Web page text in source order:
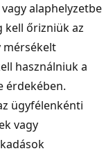
alaphelyzetbe
kell őrizniük az
mérsékelt
használniuk a
érdekében.
ügyfélenkénti
vagy